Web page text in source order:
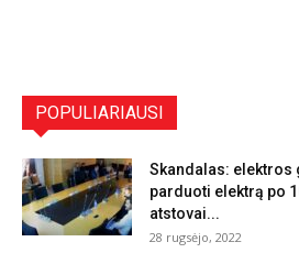
POPULIARIAUSI
Skandalas: elektros
parduoti elektrą po
atstovai...
28 rugsėjo, 2022